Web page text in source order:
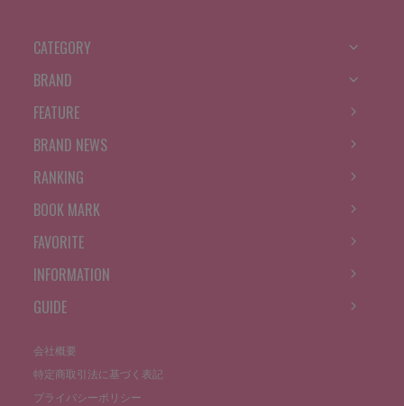
CATEGORY
BRAND
FEATURE
BRAND NEWS
RANKING
BOOK MARK
FAVORITE
INFORMATION
GUIDE
会社概要
特定商取引法に基づく表記
プライバシーポリシー